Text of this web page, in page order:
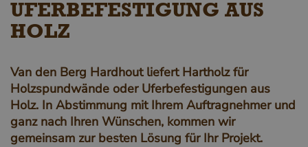
UFERBEFESTIGUNG AUS
HOLZ
Van den Berg Hardhout liefert Hartholz für
Holzspundwände oder Uferbefestigungen aus
Holz. In Abstimmung mit Ihrem Auftragnehmer und
ganz nach Ihren Wünschen, kommen wir
gemeinsam zur besten Lösung für Ihr Projekt.